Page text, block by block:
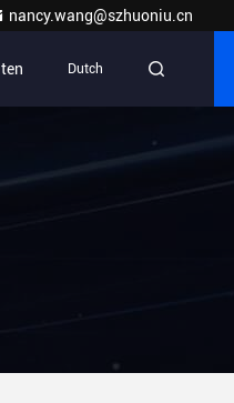
nancy.wang@szhuoniu.cn
Dutch